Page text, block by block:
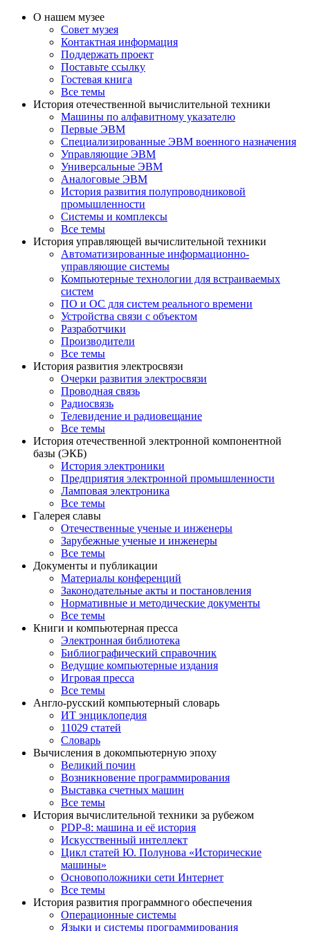
О нашем музее
Совет музея
Контактная информация
Поддержать проект
Поставьте ссылку
Гостевая книга
Все темы
История отечественной вычислительной техники
Машины по алфавитному указателю
Первые ЭВМ
Специализированные ЭВМ военного назначения
Управляющие ЭВМ
Универсальные ЭВМ
Аналоговые ЭВМ
История развития полупроводниковой
промышленности
Системы и комплексы
Все темы
История управляющей вычислительной техники
Автоматизированные информационно-
управляющие системы
Компьютерные технологии для встраиваемых
систем
ПО и ОС для систем реального времени
Устройства связи с объектом
Разработчики
Производители
Все темы
История развития электросвязи
Очерки развития электросвязи
Проводная связь
Радиосвязь
Телевидение и радиовещание
Все темы
История отечественной электронной компонентной
базы (ЭКБ)
История электроники
Предприятия электронной промышленности
Ламповая электроника
Все темы
Галерея славы
Отечественные ученые и инженеры
Зарубежные ученые и инженеры
Все темы
Документы и публикации
Материалы конференций
Законодательные акты и постановления
Нормативные и методические документы
Все темы
Книги и компьютерная пресса
Электронная библиотека
Библиографический справочник
Ведущие компьютерные издания
Игровая пресса
Все темы
Англо-русский компьютерный словарь
ИТ энциклопедия
11029 статей
Словарь
Вычисления в докомпьютерную эпоху
Великий почин
Возникновение программирования
Выставка счетных машин
Все темы
История вычислительной техники за рубежом
PDP-8: машина и её история
Искусственный интеллект
Цикл статей Ю. Полунова «Исторические
машины»
Основоположники сети Интернет
Все темы
История развития программного обеспечения
Операционные системы
Языки и системы программирования